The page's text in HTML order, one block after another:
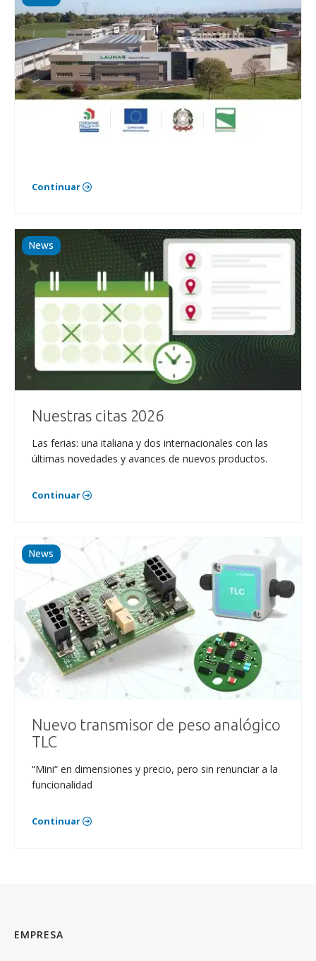
Continuar
News
Nuestras citas 2026
Las ferias: una italiana y dos internacionales con las
últimas novedades y avances de nuevos productos.
Continuar
News
Nuevo transmisor de peso analógico
TLC
“Mini“ en dimensiones y precio, pero sin renunciar a la
funcionalidad
Continuar
EMPRESA